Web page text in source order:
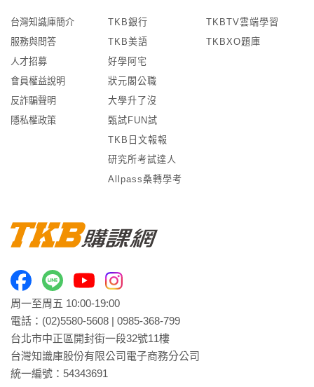
周一至周五 10:00-19:00
電話： (02)5580-5608 | 0985-368-799
台北市中正區開封街一段32號11樓
台灣知識庫股份有限公司電子商務分公司
統一編號：54343691
台灣知識庫簡介
服務與問答
人才招募
會員權益說明
反詐騙聲明
隱私權政策
TKB銀行
TKB美語
好學阿宅
狀元閣公職
大學升了沒
甄試FUN試
TKB日文報報
研究所考試達人
Allpass桑轉學考
TKBTV雲端學習
TKBXO題庫